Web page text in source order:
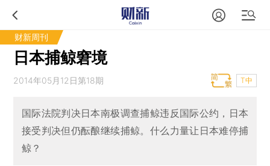
财新周刊
日本捕鲸窘境
2014年05月12日第18期 T中
国际法院判决日本南极调查捕鲸违反国际公约，日本
接受判决但仍酝酿继续捕鲸。什么力量让日本难停捕
鲸？